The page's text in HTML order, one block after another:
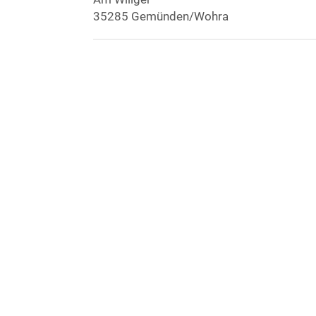
35285 Gemünden/Wohra